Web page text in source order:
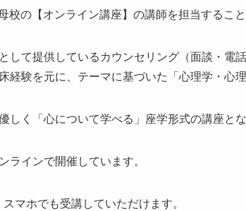
校の【オンライン講座】の講師を担当すること
して提供しているカウンセリング（面談・電
経験を元に、テーマに基づいた「心理学・心
しく「心について学べる」座学形式の講座とな
ラインで開催しています。
マホでも受講していただけます。